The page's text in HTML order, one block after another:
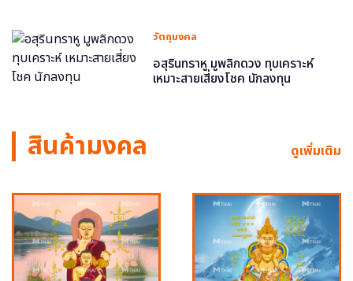
วัตถุมงคล
อสุรินทราหู มูพลิกดวง ทุบเคราะห์
เหมาะสายเสี่ยงโชค นักลงทุน
สินค้ามงคล ดูเพิ่มเติม